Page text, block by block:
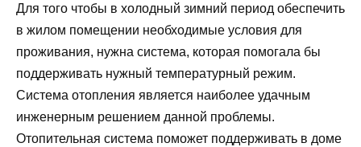
Для того чтобы в холодный зимний период обеспечить
в жилом помещении необходимые условия для
проживания, нужна система, которая помогала бы
поддерживать нужный температурный режим.
Система отопления является наиболее удачным
инженерным решением данной проблемы.
Отопительная система поможет поддерживать в доме